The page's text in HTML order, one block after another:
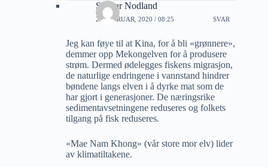
Steinar Nodland
22 FEBRUAR, 2020 / 08:25 SVAR
Jeg kan føye til at Kina, for å bli «grønnere»,
demmer opp Mekongelven for å produsere
strøm. Dermed ødelegges fiskens migrasjon,
de naturlige endringene i vannstand hindrer
bøndene langs elven i å dyrke mat som de
har gjort i generasjoner. De næringsrike
sedimentavsetningene reduseres og folkets
tilgang på fisk reduseres.
«Mae Nam Khong» (vår store mor elv) lider
av klimatiltakene.